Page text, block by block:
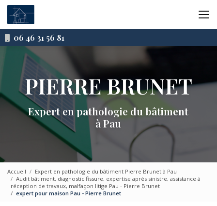
Aller
contenu
principal06 46 31 56 81
Expert en pathologie du bâtiment
à Pau
Accueil
Expert en pathologie du bâtiment Pierre Brunet à Pau
Audit bâtiment, diagnostic fissure, expertise après sinistre, assistance à
réception de travaux, malfaçon litige Pau - Pierre Brunet
expert pour maison Pau - Pierre Brunet